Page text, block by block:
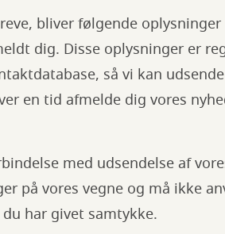
bliver følgende
dig. Disse oplysninger er
så vi kan
en tid afmelde dig vores
med udsendelse af
på vores vegne og må ikke
har givet samtykke.